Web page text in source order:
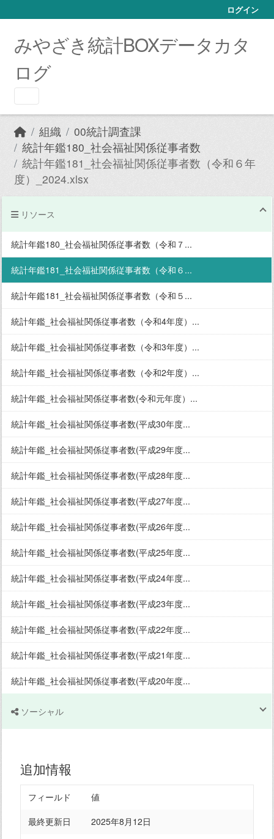
ログイン
みやざき統計BOXデータカタ
ログ
組織
00統計調査課
統計年鑑180_社会福祉関係従事者数
統計年鑑181_社会福祉関係従事者数（令和６年
度）_2024.xlsx
リソース
統計年鑑180_社会福祉関係従事者数（令和７...
統計年鑑181_社会福祉関係従事者数（令和６...
統計年鑑181_社会福祉関係従事者数（令和５...
統計年鑑_社会福祉関係従事者数（令和4年度）...
統計年鑑_社会福祉関係従事者数（令和3年度）...
統計年鑑_社会福祉関係従事者数（令和2年度）...
統計年鑑_社会福祉関係従事者数(令和元年度）...
統計年鑑_社会福祉関係従事者数(平成30年度...
統計年鑑_社会福祉関係従事者数(平成29年度...
統計年鑑_社会福祉関係従事者数(平成28年度...
統計年鑑_社会福祉関係従事者数(平成27年度...
統計年鑑_社会福祉関係従事者数(平成26年度...
統計年鑑_社会福祉関係従事者数(平成25年度...
統計年鑑_社会福祉関係従事者数(平成24年度...
統計年鑑_社会福祉関係従事者数(平成23年度...
統計年鑑_社会福祉関係従事者数(平成22年度...
統計年鑑_社会福祉関係従事者数(平成21年度...
統計年鑑_社会福祉関係従事者数(平成20年度...
ソーシャル
追加情報
フィールド
値
最終更新日
2025年8月12日